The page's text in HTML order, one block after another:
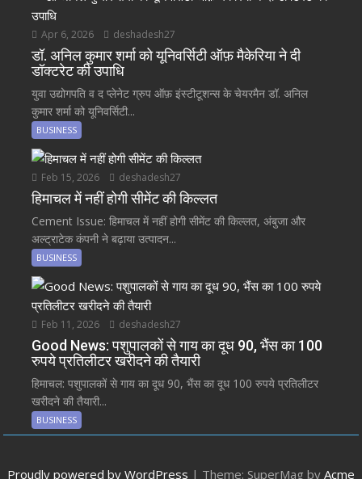
Apr 6, 2026 deshadesh27
डॉ. अनिल कुमार शर्मा को यूनिवर्सिटी ऑफ़ मैकेरिया ने दी
डॉक्टरेट की उपाधि
युवा उद्योगपति व द प्लेनेट ग्रुप ऑफ़ इंस्टीटूशन्स के चेयरमैन डॉ. अनिल
कुमार शर्मा को यूनिवर्सिटी...
BUSINESS
Feb 15, 2026 deshadesh27
हिमाचल में नहीं होगी सीमेंट की किल्लत
Cement Issue: हिमाचल में नहीं होगी सीमेंट की किल्लत, अंबुजा और
अल्ट्राटेक कंपनी ने बढ़ाया उत्पादन...
BUSINESS
Feb 11, 2026 deshadesh27
Good News: पशुपालकों से गाय का दूध 90, भैंस का 100
रुपये प्रतिलीटर खरीदने की तैयारी
हिमाचल: पशुपालकों से गाय का दूध 90, भैंस का दूध 100 रुपये प्रतिलीटर
खरीदने की तैयारी...
BUSINESS
Proudly powered by WordPress | Theme: SuperMag by Acme